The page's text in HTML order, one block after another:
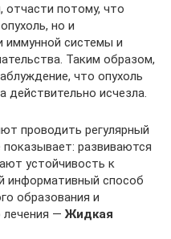
потому, что
но и
иммунной системы и
Таким образом,
что опухоль
действительно исчезла.
проводить регулярный
развиваются
устойчивость к
информативный способ
образования и
— Жидкая